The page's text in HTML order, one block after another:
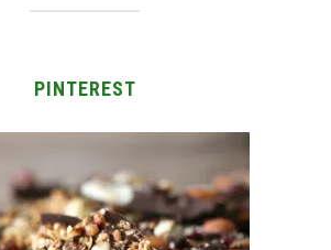
PINTEREST